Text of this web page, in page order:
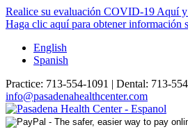
Realice su evaluación COVID-19 Aquí y
Haga clic aquí para obtener información
English
Spanish
Practice: 713-554-1091 | Dental: 713-
info@pasadenahealthcenter.com